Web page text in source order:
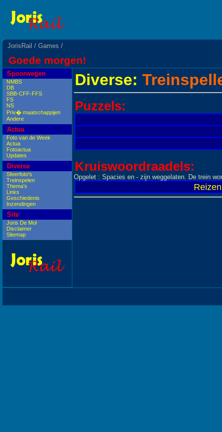
JorisRail / Games /
Goede morgen!
Spoorwegen
NMBS
DB
SBB-CFF-FFS
FS
NS
Priv� maatschappijen
Andere
Actua
Foto van de Week
Actua
Fotoactua
Updates
Diverse
Sfeerfoto's
Treinspelen
Thema's
Links
Geschiedenis
Inzendingen
Site
Joris De Mol
Disclaimer
Sitemap
Diverse:
Puzzels:
Kruiswoordraadels:
Opgelet : Spacies en - zijn weggelaten. De trein